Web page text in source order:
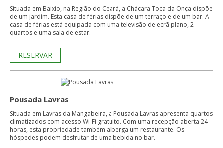
Situada em Baixio, na Região do Ceará, a Chácara Toca da Onça dispõe
de um jardim. Esta casa de férias dispõe de um terraço e de um bar. A
casa de férias está equipada com uma televisão de ecrã plano, 2
quartos e uma sala de estar.
RESERVAR
Pousada Lavras
Situada em Lavras da Mangabeira, a Pousada Lavras apresenta quartos
climatizados com acesso Wi-Fi gratuito. Com uma recepção aberta 24
horas, esta propriedade também alberga um restaurante. Os
hóspedes podem desfrutar de uma bebida no bar.